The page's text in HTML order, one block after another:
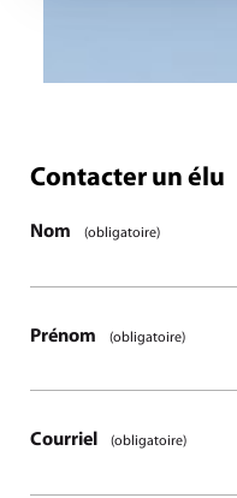
Étape1/1
Contacter un élu
Nom (obligatoire)
Prénom (obligatoire)
Courriel (obligatoire)